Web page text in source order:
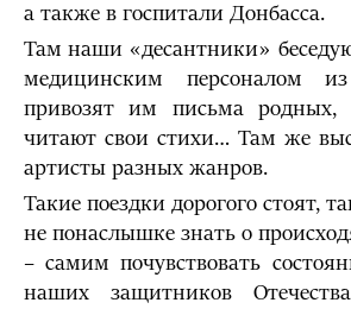
а также в госпитали Донбасса.
Там наши «десантники»
медицинским персоналом из
привозят им письма родных,
читают свои стихи… Там же
артисты разных жанров.
Такие поездки дорогого стоят,
не понаслышке знать о
– самим почувствовать
наших защитников